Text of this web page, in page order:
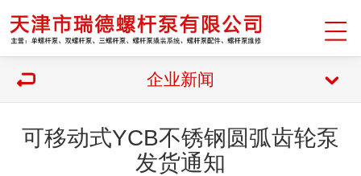
企业新闻
可移动式YCB不锈钢圆弧齿轮泵
发货通知